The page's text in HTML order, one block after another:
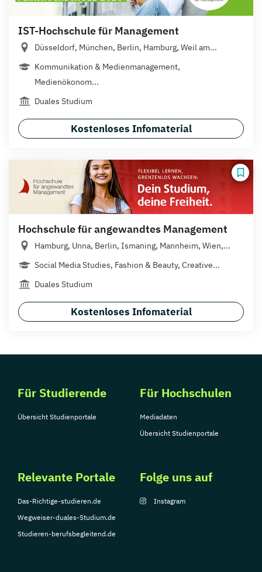
IST-Hochschule für Management
Düsseldorf, München, Berlin, Hamburg, Weil am...
Kommunikation & Medienmanagement,
Medienökonom...
Duales Studium
Kostenloses Infomaterial
Hochschule für angewandtes Management
Hamburg, Unna, Berlin, Ismaning, Mannheim, Wien,...
Social Media Studies, Fashion & Beauty, Creative...
Duales Studium
Kostenloses Infomaterial
Für Studierende
Übersicht Studienportale
Für Hochschulen
Mediadaten
Übersicht Studienportale
Relevante Portale
Das-Richtige-studieren.de
Wegweiser-duales-Studium.de
Studieren-berufsbegleitend.de
Folge uns auf
Instagram